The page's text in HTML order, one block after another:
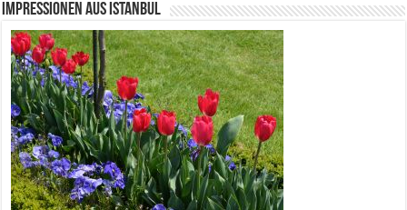
Impressionen aus Istanbul